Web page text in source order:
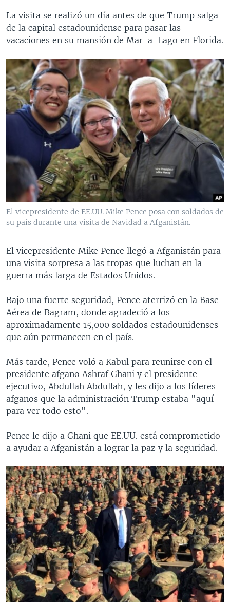
La visita se realizó un día antes de que Trump salga
de la capital estadounidense para pasar las
vacaciones en su mansión de Mar-a-Lago en Florida.
El vicepresidente de EE.UU. Mike Pence posa con soldados de
su país durante una visita de Navidad a Afganistán.
El vicepresidente Mike Pence llegó a Afganistán para
una visita sorpresa a las tropas que luchan en la
guerra más larga de Estados Unidos.
Bajo una fuerte seguridad, Pence aterrizó en la Base
Aérea de Bagram, donde agradeció a los
aproximadamente 15,000 soldados estadounidenses
que aún permanecen en el país.
Más tarde, Pence voló a Kabul para reunirse con el
presidente afgano Ashraf Ghani y el presidente
ejecutivo, Abdullah Abdullah, y les dijo a los líderes
afganos que la administración Trump estaba "aquí
para ver todo esto".
Pence le dijo a Ghani que EE.UU. está comprometido
a ayudar a Afganistán a lograr la paz y la seguridad.